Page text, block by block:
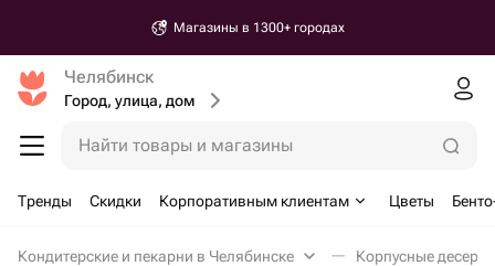
Магазины в 1300+ городах
Челябинск
Город, улица, дом
Найти товары и магазины
Тренды Скидки Корпоративным клиентам Цветы
Кондитерские и пекарни в Челябинске Корпусные